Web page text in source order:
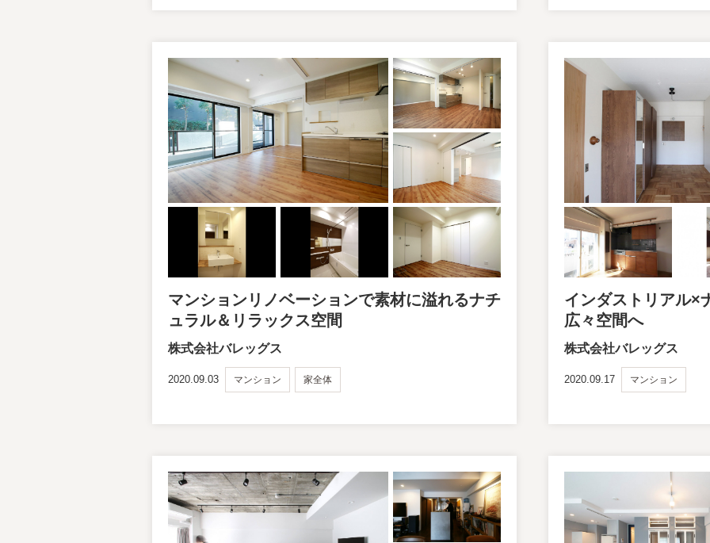
マンションリノベーションで素材に溢れるナチ
ュラル＆リラックス空間
株式会社バレッグス
2020.09.03 マンション 家全体
インダストリアル×
広々空間へ
株式会社バレッグス
2020.09.17 マンション